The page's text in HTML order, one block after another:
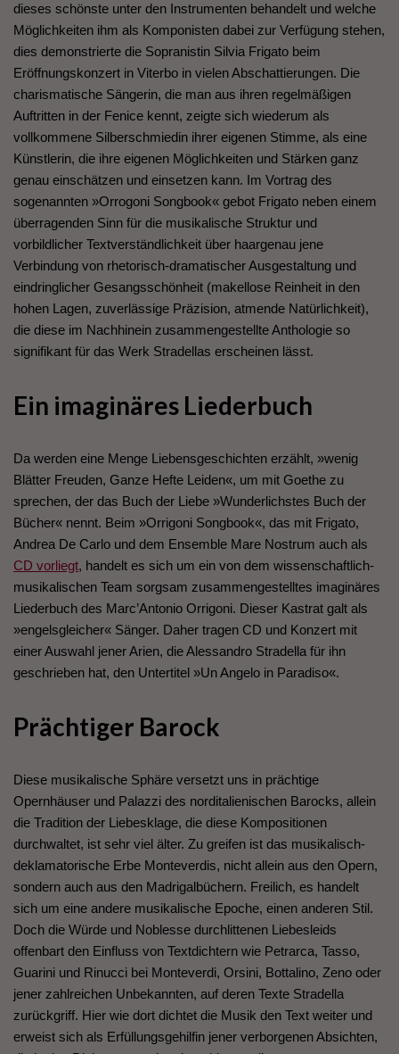
dieses schönste unter den Instrumenten behandelt und welche
Möglichkeiten ihm als Komponisten dabei zur Verfügung stehen,
dies demonstrierte die Sopranistin Silvia Frigato beim
Eröffnungskonzert in Viterbo in vielen Abschattierungen. Die
charismatische Sängerin, die man aus ihren regelmäßigen
Auftritten in der Fenice kennt, zeigte sich wiederum als
vollkommene Silberschmiedin ihrer eigenen Stimme, als eine
Künstlerin, die ihre eigenen Möglichkeiten und Stärken ganz
genau einschätzen und einsetzen kann. Im Vortrag des
sogenannten »Orrogoni Songbook« gebot Frigato neben einem
überragenden Sinn für die musikalische Struktur und
vorbildlicher Textverständlichkeit über haargenau jene
Verbindung von rhetorisch-dramatischer Ausgestaltung und
eindringlicher Gesangsschönheit (makellose Reinheit in den
hohen Lagen, zuverlässige Präzision, atmende Natürlichkeit),
die diese im Nachhinein zusammengestellte Anthologie so
signifikant für das Werk Stradellas erscheinen lässt.
Ein imaginäres Liederbuch
Da werden eine Menge Liebensgeschichten erzählt, »wenig
Blätter Freuden, Ganze Hefte Leiden«, um mit Goethe zu
sprechen, der das Buch der Liebe »Wunderlichstes Buch der
Bücher« nennt. Beim »Orrigoni Songbook«, das mit Frigato,
Andrea De Carlo und dem Ensemble Mare Nostrum auch als
CD vorliegt, handelt es sich um ein von dem wissenschaftlich-
musikalischen Team sorgsam zusammengestelltes imaginäres
Liederbuch des Marc’Antonio Orrigoni. Dieser Kastrat galt als
»engelsgleicher« Sänger. Daher tragen CD und Konzert mit
einer Auswahl jener Arien, die Alessandro Stradella für ihn
geschrieben hat, den Untertitel »Un Angelo in Paradiso«.
Prächtiger Barock
Diese musikalische Sphäre versetzt uns in prächtige
Opernhäuser und Palazzi des norditalienischen Barocks, allein
die Tradition der Liebesklage, die diese Kompositionen
durchwaltet, ist sehr viel älter. Zu greifen ist das musikalisch-
deklamatorische Erbe Monteverdis, nicht allein aus den Opern,
sondern auch aus den Madrigalbüchern. Freilich, es handelt
sich um eine andere musikalische Epoche, einen anderen Stil.
Doch die Würde und Noblesse durchlittenen Liebesleids
offenbart den Einfluss von Textdichtern wie Petrarca, Tasso,
Guarini und Rinucci bei Monteverdi, Orsini, Bottalino, Zeno oder
jener zahlreichen Unbekannten, auf deren Texte Stradella
zurückgriff. Hier wie dort dichtet die Musik den Text weiter und
erweist sich als Erfüllungsgehilfin jener verborgenen Absichten,